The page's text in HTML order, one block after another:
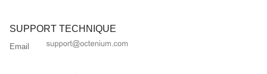
SUPPORT TECHNIQUE
Email